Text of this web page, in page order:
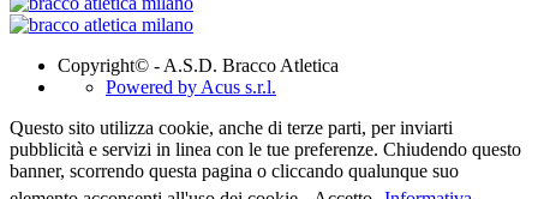
Copyright© - A.S.D. Bracco Atletica
Powered by Acus s.r.l.
Questo sito utilizza cookie, anche di terze parti, per inviarti
pubblicità e servizi in linea con le tue preferenze. Chiudendo questo
banner, scorrendo questa pagina o cliccando qualunque suo